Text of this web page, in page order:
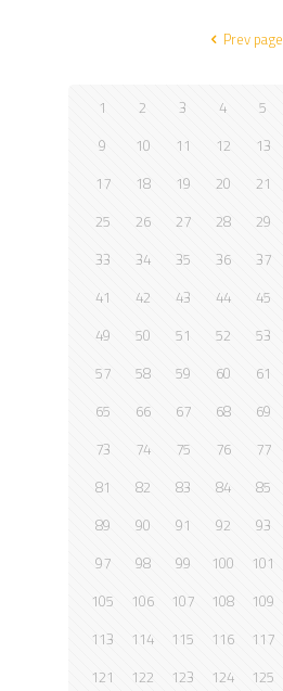
Prev page
1 2 3 4 5
9
10 11 12 13
17
18 19 20 21
25
26 27 28 29
33
34 35 36 37
41
42 43 44 45
49
50 51 52 53
57
58 59 60 61
65
66 67 68 69
73
74 75 76 77
81
82 83 84 85
89
90 91 92 93
97
98 99 100 101
105
106 107 108 109
113
114 115 116 117
121
122 123 124 125